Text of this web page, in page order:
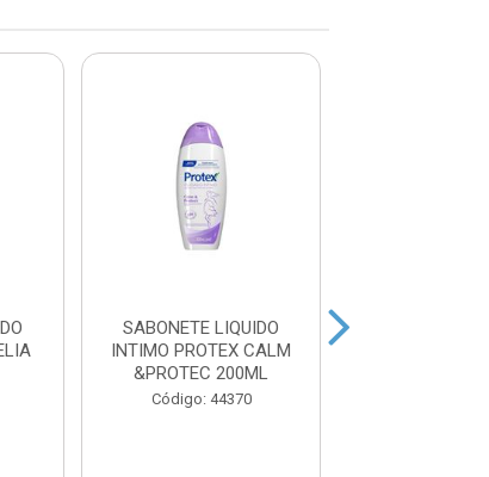
SABONETE LIQUIDO
INTIMO PROTEX CALM
&PROTEC 200ML
Código: 44370